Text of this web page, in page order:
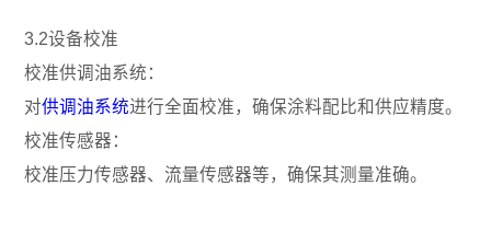
3.2设备校准
校准供调油系统：
对供调油系统进行全面校准，确保涂料配比和供应精度。
校准传感器：
校准压力传感器、流量传感器等，确保其测量准确。